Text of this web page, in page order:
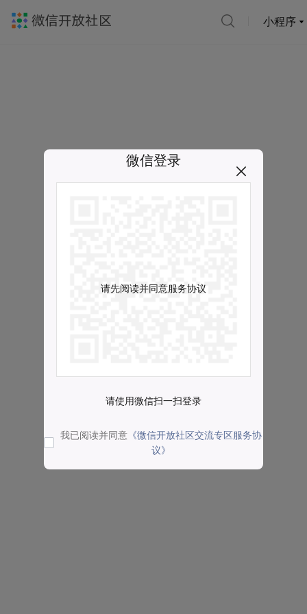
小程序
微信登录
请先阅读并同意服务协议
请使用微信扫一扫登录
我已阅读并同意 《微信开放社区交流专区服务协
议》